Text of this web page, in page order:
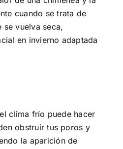
cuando se trata de
vuelva seca,
en invierno adaptada
clima frío puede hacer
obstruir tus poros y
la aparición de